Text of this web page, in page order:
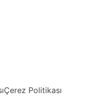
Çerez Politikası